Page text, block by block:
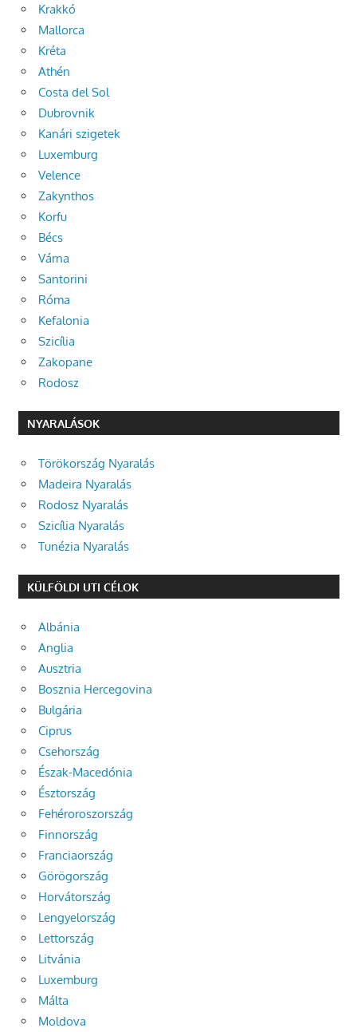
Krakkó
Mallorca
Kréta
Athén
Costa del Sol
Dubrovnik
Kanári szigetek
Luxemburg
Velence
Zakynthos
Korfu
Bécs
Várna
Santorini
Róma
Kefalonia
Szicília
Zakopane
Rodosz
NYARALÁSOK
Törökország Nyaralás
Madeira Nyaralás
Rodosz Nyaralás
Szicília Nyaralás
Tunézia Nyaralás
KÜLFÖLDI UTI CÉLOK
Albánia
Anglia
Ausztria
Bosznia Hercegovina
Bulgária
Ciprus
Csehország
Észak-Macedónia
Észtország
Fehéroroszország
Finnország
Franciaország
Görögország
Horvátország
Lengyelország
Lettország
Litvánia
Luxemburg
Málta
Moldova